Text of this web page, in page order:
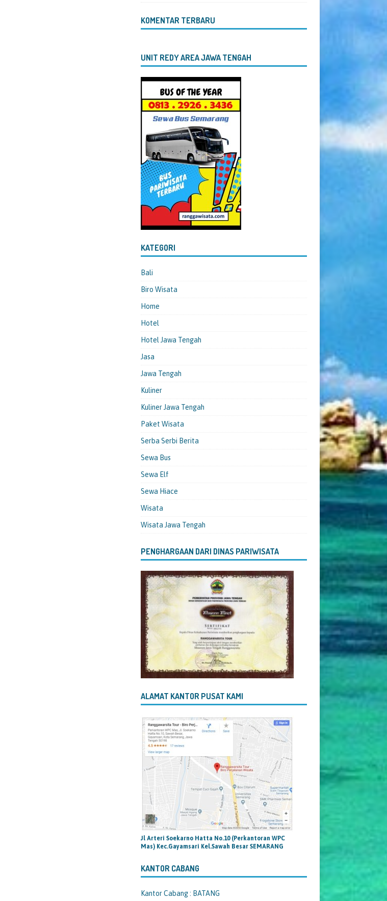
KOMENTAR TERBARU
UNIT REDY AREA JAWA TENGAH
KATEGORI
Bali
Biro Wisata
Home
Hotel
Hotel Jawa Tengah
Jasa
Jawa Tengah
Kuliner
Kuliner Jawa Tengah
Paket Wisata
Serba Serbi Berita
Sewa Bus
Sewa Elf
Sewa Hiace
Wisata
Wisata Jawa Tengah
PENGHARGAAN DARI DINAS PARIWISATA
ALAMAT KANTOR PUSAT KAMI
Jl Arteri Soekarno Hatta No.10 (Perkantoran WPC
Mas) Kec.Gayamsari Kel.Sawah Besar SEMARANG
KANTOR CABANG
Kantor Cabang : BATANG